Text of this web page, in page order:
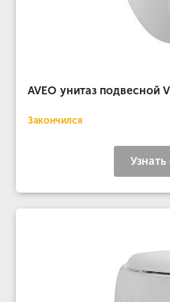
AVEO унитаз подвесной
Закончился